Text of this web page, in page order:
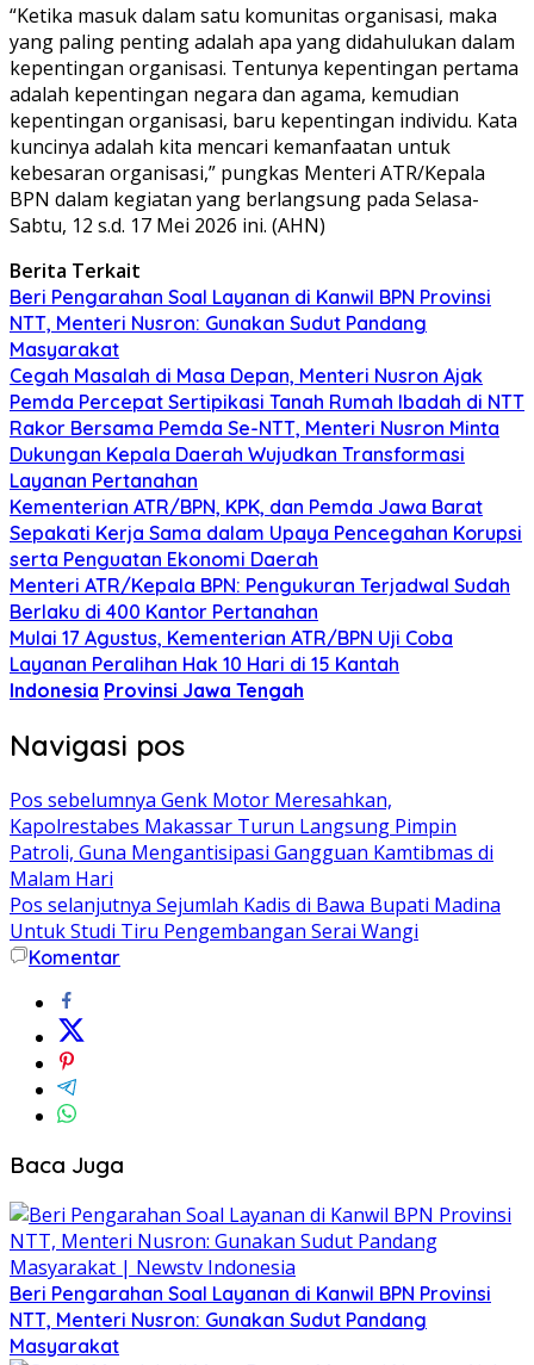
“Ketika masuk dalam satu komunitas organisasi, maka
yang paling penting adalah apa yang didahulukan dalam
kepentingan organisasi. Tentunya kepentingan pertama
adalah kepentingan negara dan agama, kemudian
kepentingan organisasi, baru kepentingan individu. Kata
kuncinya adalah kita mencari kemanfaatan untuk
kebesaran organisasi,” pungkas Menteri ATR/Kepala
BPN dalam kegiatan yang berlangsung pada Selasa-
Sabtu, 12 s.d. 17 Mei 2026 ini. (AHN)
Berita Terkait
Beri Pengarahan Soal Layanan di Kanwil BPN Provinsi
NTT, Menteri Nusron: Gunakan Sudut Pandang
Masyarakat
Cegah Masalah di Masa Depan, Menteri Nusron Ajak
Pemda Percepat Sertipikasi Tanah Rumah Ibadah di NTT
Rakor Bersama Pemda Se-NTT, Menteri Nusron Minta
Dukungan Kepala Daerah Wujudkan Transformasi
Layanan Pertanahan
Kementerian ATR/BPN, KPK, dan Pemda Jawa Barat
Sepakati Kerja Sama dalam Upaya Pencegahan Korupsi
serta Penguatan Ekonomi Daerah
Menteri ATR/Kepala BPN: Pengukuran Terjadwal Sudah
Berlaku di 400 Kantor Pertanahan
Mulai 17 Agustus, Kementerian ATR/BPN Uji Coba
Layanan Peralihan Hak 10 Hari di 15 Kantah
Indonesia Provinsi Jawa Tengah
Navigasi pos
Pos sebelumnya Genk Motor Meresahkan,
Kapolrestabes Makassar Turun Langsung Pimpin
Patroli, Guna Mengantisipasi Gangguan Kamtibmas di
Malam Hari
Pos selanjutnya Sejumlah Kadis di Bawa Bupati Madina
Untuk Studi Tiru Pengembangan Serai Wangi
Komentar
Baca Juga
Beri Pengarahan Soal Layanan di Kanwil BPN Provinsi
NTT, Menteri Nusron: Gunakan Sudut Pandang
Masyarakat